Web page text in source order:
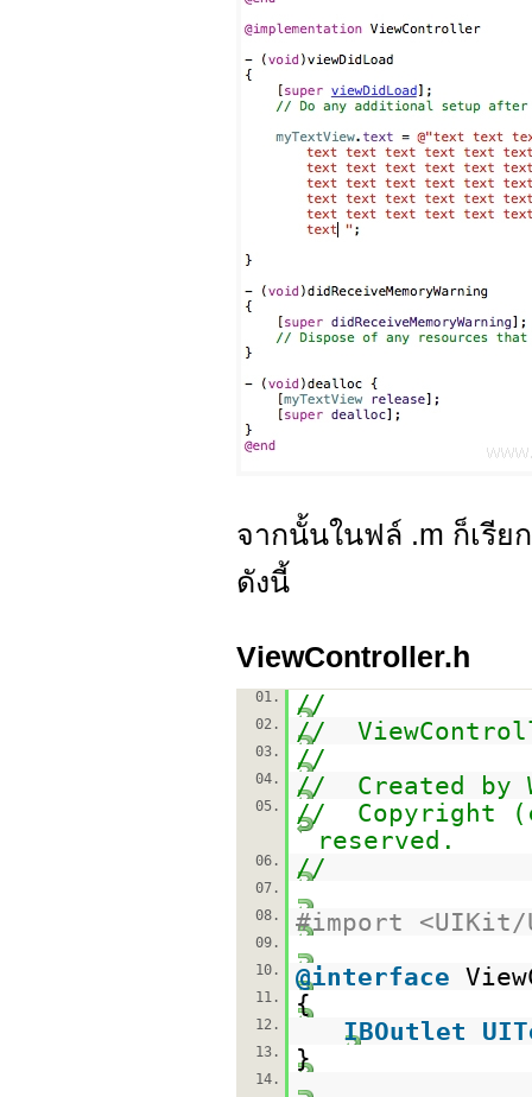
จากนั้นในฟล์ .m ก็เรี
ดังนี้
ViewController.h
01. //
02. //
03. //
04. // Created by
05.
// Copyright
reserved.
06. //
07.
08.
#import
09.
10.
@interface
11. {
12. IBOutlet
13. }
14.